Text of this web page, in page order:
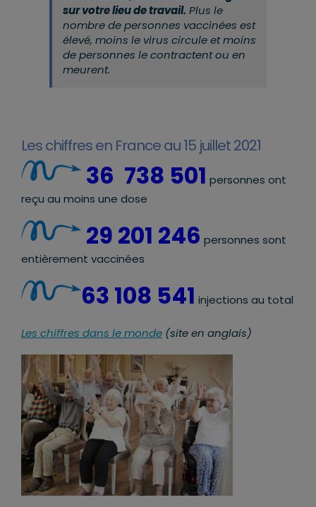
sur votre lieu de travail. Plus le
nombre de personnes vaccinées est
élevé, moins le virus circule et moins
de personnes le contractent ou en
meurent.
Les chiffres en France au 15 juillet 2021
36 738 501 personnes ont
reçu au moins une dose
29 201 246 personnes sont
entièrement vaccinées
63 108 541 injections au total
Les chiffres dans le monde (site en anglais)